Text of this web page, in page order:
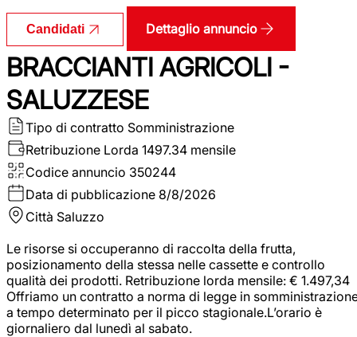
Candidati Dettaglio annuncio
BRACCIANTI AGRICOLI -
SALUZZESE
Tipo di contratto Somministrazione
Retribuzione Lorda 1497.34 mensile
Codice annuncio 350244
Data di pubblicazione 8/8/2026
Città Saluzzo
Le risorse si occuperanno di raccolta della frutta,
posizionamento della stessa nelle cassette e controllo
qualità dei prodotti. Retribuzione lorda mensile: € 1.497,34
Offriamo un contratto a norma di legge in
a tempo determinato per il picco stagionale.L’orario è
giornaliero dal lunedì al sabato.